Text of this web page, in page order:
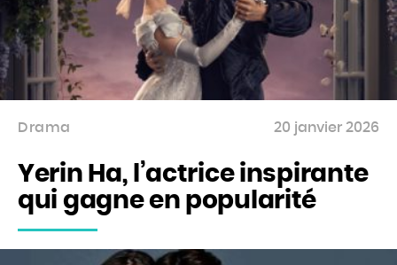
Drama
Yerin Ha, l’actrice inspirante
qui gagne en popularité
20 janvier 2026